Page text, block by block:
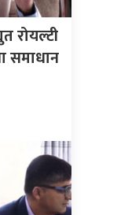
रोयल्टी
समाधान